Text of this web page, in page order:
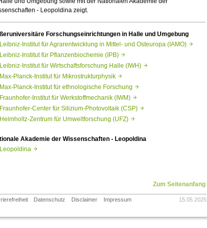
- Leopoldina zeigt.
Forschungseinrichtungen in Halle und Umgebung
Leibniz-Institut für Agrarentwicklung in Mittel- und Osteuropa (IAMO)
Leibniz-Institut für Pflanzenbiochemie (IPB)
Leibniz-Institut für Wirtschaftsforschung Halle (IWH)
Max-Planck-Institut für Mikrostrukturphysik
Max-Planck-Institut für ethnologische Forschung
Fraunhofer-Institut für Werkstoffmechanik (IWM)
Fraunhofer-Center für Silizium-Photovoltaik (CSP)
Helmholtz-Zentrum für Umweltforschung (UFZ)
Akademie der Wissenschaften - Leopoldina
Leopoldina
Zum Seitenanfang
Datenschutz Disclaimer Impressum 15.05.2025